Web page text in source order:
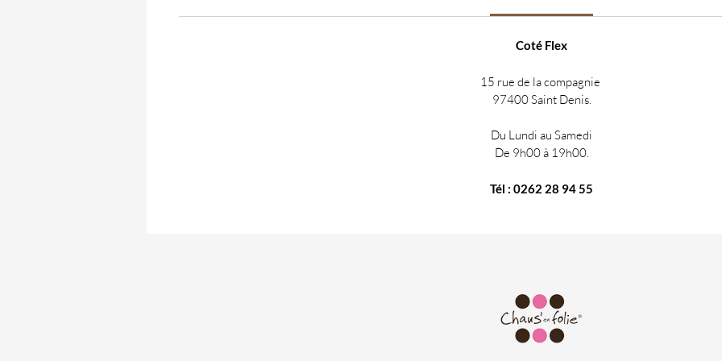
Coté Flex
15 rue de la compagnie
97400 Saint Denis.
Du Lundi au Samedi
De 9h00 à 19h00.
Tél : 0262 28 94 55